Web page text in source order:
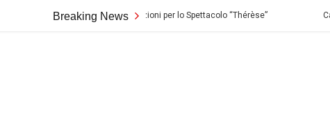
Breaking News
Teatro Biondo di Palermo: Audizioni per lo Spettacolo “Thérèse”